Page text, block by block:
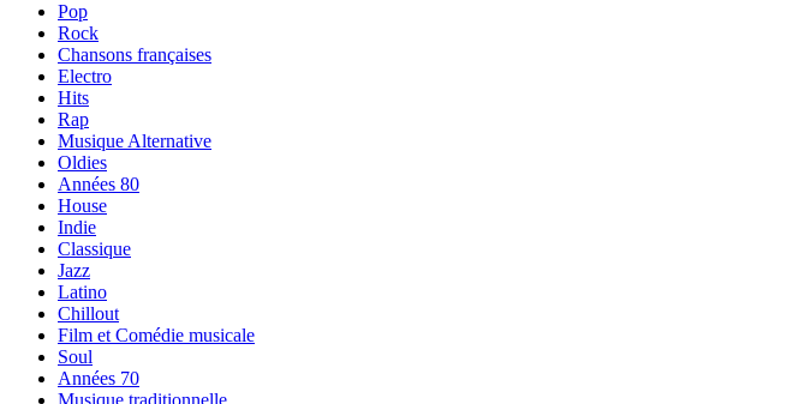
Pop
Rock
Chansons françaises
Electro
Hits
Rap
Musique Alternative
Oldies
Années 80
House
Indie
Classique
Jazz
Latino
Chillout
Film et Comédie musicale
Soul
Années 70